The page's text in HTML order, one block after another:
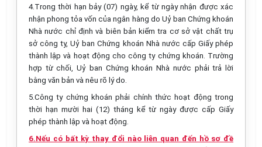
4.Trong thời hạn bảy (07) ngày, kể từ ngày nhận được xác
nhận phong tỏa vốn của ngân hàng do Uỷ ban Chứng khoán
Nhà nước chỉ định và biên bản kiểm tra cơ sở vật chất trụ
sở công ty, Uỷ ban Chứng khoán Nhà nước cấp Giấy phép
thành lập và hoạt động cho công ty chứng khoán. Trường
hợp từ chối, Uỷ ban Chứng khoán Nhà nước phải trả lời
bằng văn bản và nêu rõ lý do.
5.Công ty chứng khoán phải chính thức hoạt động trong
thời hạn mười hai (12) tháng kể từ ngày được cấp Giấy
phép thành lập và hoạt động.
6.Nếu có bất kỳ thay đổi nào liên quan đến hồ sơ đề